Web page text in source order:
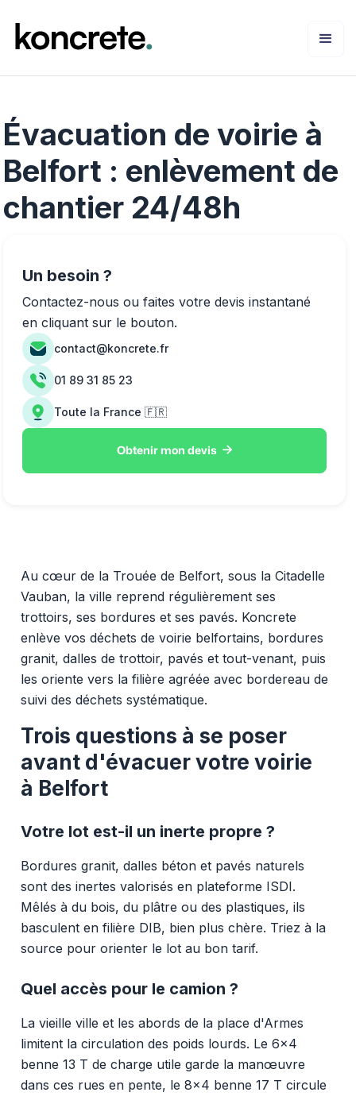
Évacuation de voirie à
Belfort : enlèvement de
chantier 24/48h
Au cœur de la Trouée de Belfort, sous la Citadelle
Vauban, la ville reprend régulièrement ses
trottoirs, ses bordures et ses pavés. Koncrete
enlève vos déchets de voirie belfortains, bordures
granit, dalles de trottoir, pavés et tout-venant, puis
les oriente vers la filière agréée avec bordereau de
suivi des déchets systématique.
Trois questions à se poser
avant d'évacuer votre voirie
à Belfort
Votre lot est-il un inerte propre ?
Bordures granit, dalles béton et pavés naturels
sont des inertes valorisés en plateforme ISDI.
Mêlés à du bois, du plâtre ou des plastiques, ils
basculent en filière DIB, bien plus chère. Triez à la
source pour orienter le lot au bon tarif.
Quel accès pour le camion ?
La vieille ville et les abords de la place d'Armes
limitent la circulation des poids lourds. Le 6x4
benne 13 T de charge utile garde la manœuvre
dans ces rues en pente, le 8x4 benne 17 T circule
Un besoin ?
Contactez-nous ou faites votre devis instantané
en cliquant sur le bouton.
contact@koncrete.fr
01 89 31 85 23
Toute la France 🇫🇷
Obtenir mon devis 